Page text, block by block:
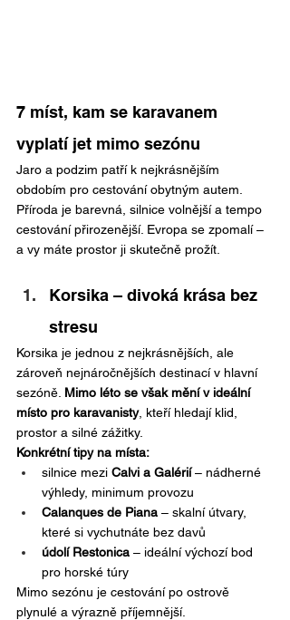
7 míst, kam se karavanem
vyplatí jet mimo sezónu
Jaro a podzim patří k nejkrásnějším
obdobím pro cestování obytným autem.
Příroda je barevná, silnice volnější a tempo
cestování přirozenější. Evropa se zpomalí –
a vy máte prostor ji skutečně prožít.
Korsika – divoká krása bez
stresu
Korsika je jednou z nejkrásnějších, ale
zároveň nejnáročnějších destinací v hlavní
sezóně. Mimo léto se však mění v ideální
místo pro karavanisty, kteří hledají klid,
prostor a silné zážitky.
Konkrétní tipy na místa:
silnice mezi Calvi a Galérií – nádherné
výhledy, minimum provozu
Calanques de Piana – skalní útvary,
které si vychutnáte bez davů
údolí Restonica – ideální výchozí bod
pro horské túry
Mimo sezónu je cestování po ostrově
plynulé a výrazně příjemnější.